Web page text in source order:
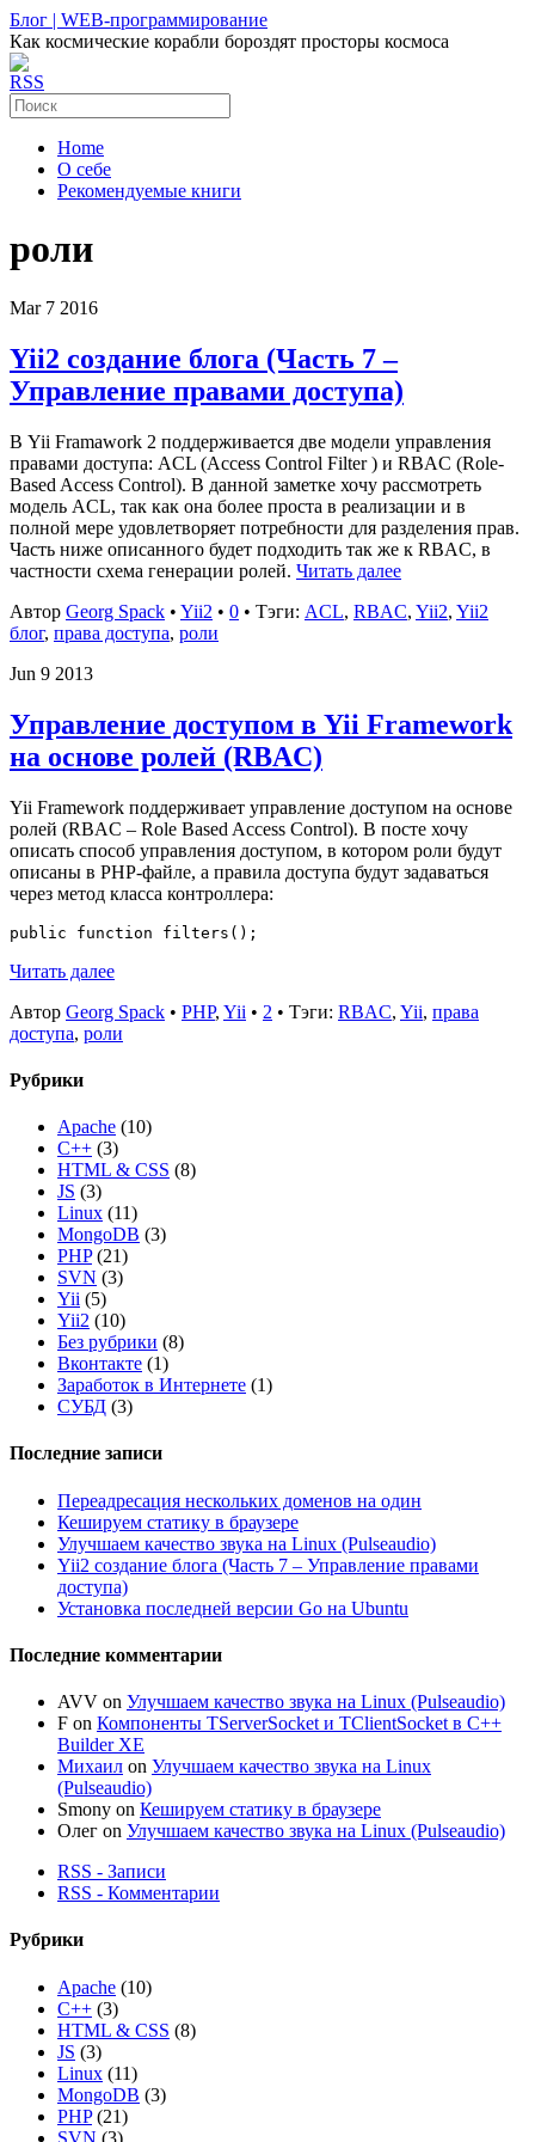
Блог | WEB-программирование
Как космические корабли бороздят просторы космоса
RSS
Home
О себе
Рекомендуемые книги
роли
Mar 7 2016
Yii2 создание блога (Часть 7 –
Управление правами доступа)
В Yii Framawork 2 поддерживается две модели управления
правами доступа: ACL (Access Control Filter ) и RBAC (Role-
Based Access Control). В данной заметке хочу рассмотреть
модель ACL, так как она более проста в реализации и в
полной мере удовлетворяет потребности для разделения прав.
Часть ниже описанного будет подходить так же к RBAC, в
частности схема генерации ролей. Читать далее
Автор Georg Spack • Yii2 • 0 • Тэги: ACL, RBAC, Yii2, Yii2
блог, права доступа, роли
Jun 9 2013
Управление доступом в Yii Framework
на основе ролей (RBAC)
Yii Framework поддерживает управление доступом на основе
ролей (RBAC – Role Based Access Control). В посте хочу
описать способ управления доступом, в котором роли будут
описаны в PHP-файле, а правила доступа будут задаваться
через метод класса контроллера:
Читать далее
Автор Georg Spack • PHP, Yii • 2 • Тэги: RBAC, Yii, права
доступа, роли
Рубрики
Apache (10)
C++ (3)
HTML & CSS (8)
JS (3)
Linux (11)
MongoDB (3)
PHP(21)
SVN (3)
Yii (5)
Yii2 (10)
Без рубрики (8)
Вконтакте (1)
Заработок в Интернете (1)
СУБД (3)
Последние записи
Переадресация нескольких доменов на один
Кешируем статику в браузере
Улучшаем качество звука на Linux (Pulseaudio)
Yii2 создание блога (Часть 7 – Управление правами
доступа)
Установка последней версии Go на Ubuntu
Последние комментарии
AVV on Улучшаем качество звука на Linux (Pulseaudio)
F on Компоненты TServerSocket и TClientSocket в C++
Builder XE
Михаил on Улучшаем качество звука на Linux
(Pulseaudio)
Smony on Кешируем статику в браузере
Олег on Улучшаем качество звука на Linux (Pulseaudio)
RSS - Записи
RSS - Комментарии
Рубрики
Apache (10)
C++ (3)
HTML & CSS (8)
JS (3)
Linux (11)
MongoDB (3)
PHP(21)
SVN (3)